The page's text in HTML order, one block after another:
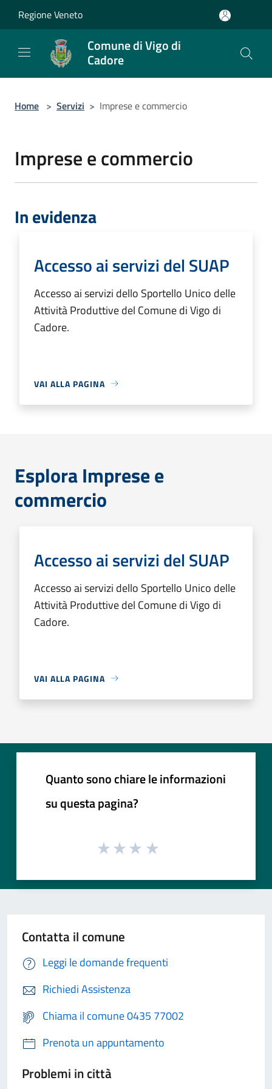
Regione Veneto
Comune di Vigo di
Cadore
Home > Servizi > Imprese e commercio
Imprese e commercio
In evidenza
Accesso ai servizi del SUAP
Accesso ai servizi dello Sportello Unico delle
Attività Produttive del Comune di Vigo di
Cadore.
VAI ALLA PAGINA
Esplora Imprese e
commercio
Accesso ai servizi del SUAP
Accesso ai servizi dello Sportello Unico delle
Attività Produttive del Comune di Vigo di
Cadore.
VAI ALLA PAGINA
Quanto sono chiare le informazioni
su questa pagina?
Contatta il comune
Leggi le domande frequenti
Richiedi Assistenza
Chiama il comune 0435 77002
Prenota un appuntamento
Problemi in città